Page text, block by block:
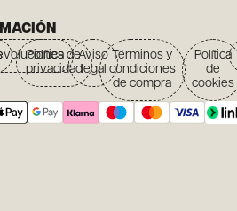
Política de
privacidad
Aviso
legal
Términos y
condiciones
de compra
Política
de
cookies